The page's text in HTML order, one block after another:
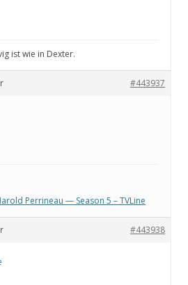
ist wie in Dexter.
#443937
Perrineau — Season 5 – TVLine
#443938